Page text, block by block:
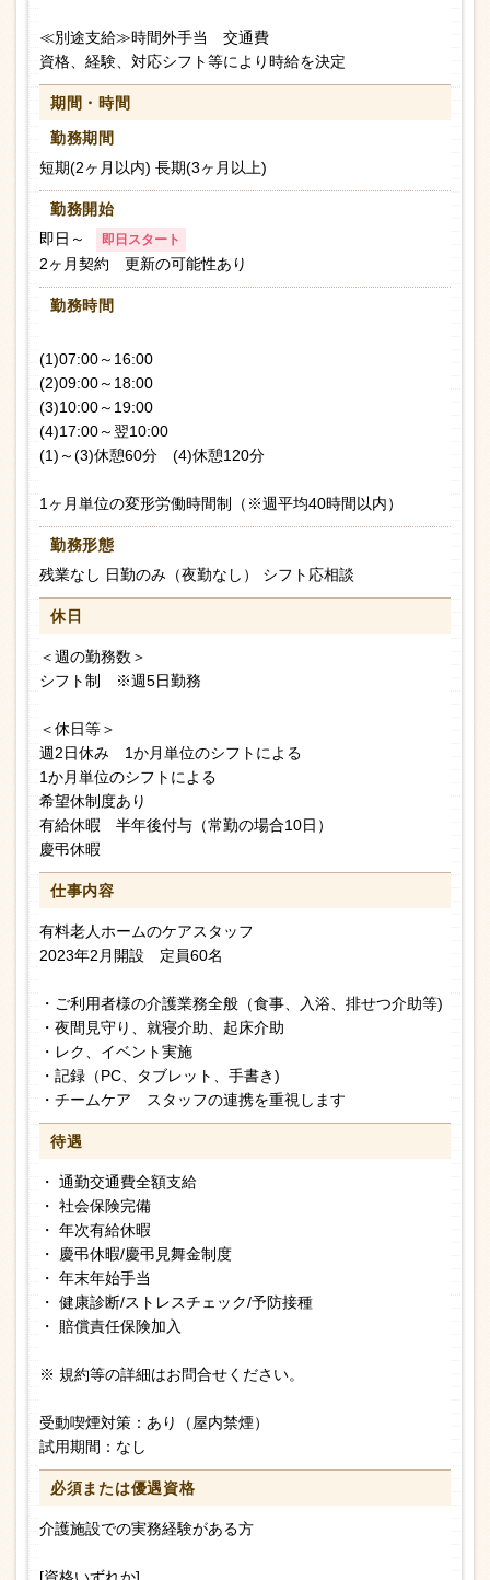
≪別途支給≫時間外手当 交通費
資格、経験、対応シフト等により時給を決定
期間・時間
勤務期間
短期(2ヶ月以内) 長期(3ヶ月以上)
勤務開始
即日～
即日スタート
2ヶ月契約 更新の可能性あり
勤務時間
(1)07:00～16:00
(2)09:00～18:00
(3)10:00～19:00
(4)17:00～翌10:00
(1)～(3)休憩60分 (4)休憩120分
1ヶ月単位の変形労働時間制（※週平均40時間以内）
勤務形態
残業なし 日勤のみ（夜勤なし） シフト応相談
休日
＜週の勤務数＞
シフト制 ※週5日勤務
＜休日等＞
週2日休み 1か月単位のシフトによる
1か月単位のシフトによる
希望休制度あり
有給休暇 半年後付与（常勤の場合10日）
慶弔休暇
仕事内容
有料老人ホームのケアスタッフ
2023年2月開設 定員60名
・ご利用者様の介護業務全般（食事、入浴、排せつ介助等)
・夜間見守り、就寝介助、起床介助
・レク、イベント実施
・記録（PC、タブレット、手書き)
・チームケア スタッフの連携を重視します
待遇
・ 通勤交通費全額支給
・ 社会保険完備
・ 年次有給休暇
・ 慶弔休暇/慶弔見舞金制度
・ 年末年始手当
・ 健康診断/ストレスチェック/予防接種
・ 賠償責任保険加入
※ 規約等の詳細はお問合せください。
受動喫煙対策：あり（屋内禁煙）
試用期間：なし
必須または優遇資格
介護施設での実務経験がある方